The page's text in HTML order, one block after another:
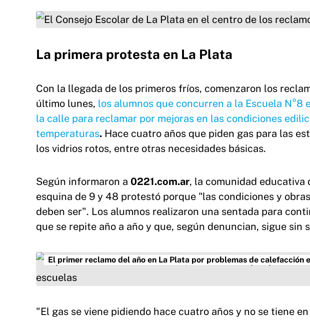
La primera protesta en La Plata
Con la llegada de los primeros fríos, comenzaron los
último lunes, los alumnos que concurren a la Escuela
la calle para reclamar por mejoras en las condiciones
temperaturas. Hace cuatro años que piden gas para las
los vidrios rotos, entre otras necesidades básicas.
Según informaron a 0221.com.ar, la comunidad
esquina de 9 y 48 protestó porque "las condiciones y
deben ser". Los alumnos realizaron una sentada para
que se repite año a año y que, según denuncian, sigue sin
El primer reclamo del año en La Plata por problemas de calefacción
"El gas se viene pidiendo hace cuatro años y no se tiene